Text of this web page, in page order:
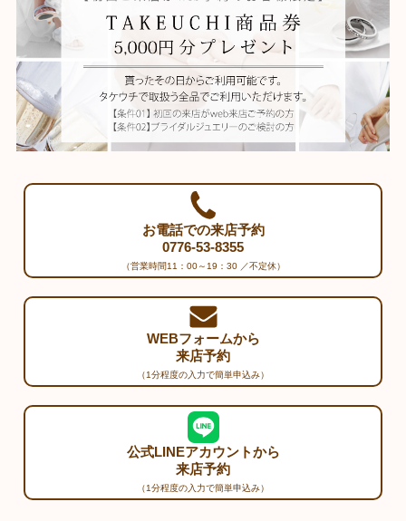
お電話での来店予約
0776-53-8355
（営業時間11：00～19：30 ／不定休）
WEBフォームから
来店予約
（1分程度の入力で簡単申込み）
公式LINEアカウントから
来店予約
（1分程度の入力で簡単申込み）